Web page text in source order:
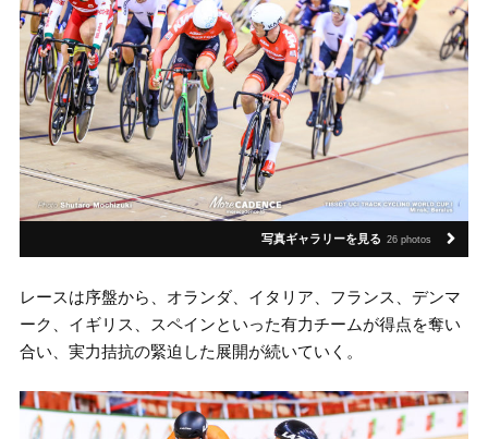
写真ギャラリーを見る 26 photos
レースは序盤から、オランダ、イタリア、フランス、デンマ
ーク、イギリス、スペインといった有力チームが得点を奪い
合い、実力拮抗の緊迫した展開が続いていく。